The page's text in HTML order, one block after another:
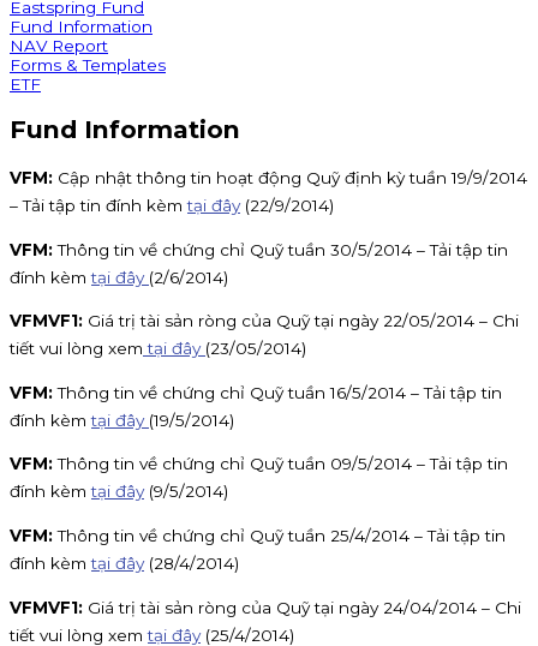
Eastspring Fund
Fund Information
NAV Report
Forms & Templates
ETF
Fund Information
VFM: Cập nhật thông tin hoạt động Quỹ định kỳ tuần 19/9/2014
– Tải tập tin đính kèmtại đây(22/9/2014)
VFM:Thông tin về chứng chỉ Quỹ tuần 30/5/2014 – Tải tập tin
đính kèmtại đây (2/6/2014)
VFMVF1: Giá trị tài sản ròng của Quỹ tại ngày 22/05/2014 – Chi
tiết vui lòng xem tại đây (23/05/2014)
VFM:Thông tin về chứng chỉ Quỹ tuần 16/5/2014 – Tải tập tin
đính kèmtại đây (19/5/2014)
VFM:Thông tin về chứng chỉ Quỹ tuần 09/5/2014 – Tải tập tin
đính kèmtại đây(9/5/2014)
VFM:Thông tin về chứng chỉ Quỹ tuần 25/4/2014 – Tải tập tin
đính kèmtại đây(28/4/2014)
VFMVF1: Giá trị tài sản ròng của Quỹ tại ngày 24/04/2014 – Chi
tiết vui lòng xemtại đây(25/4/2014)